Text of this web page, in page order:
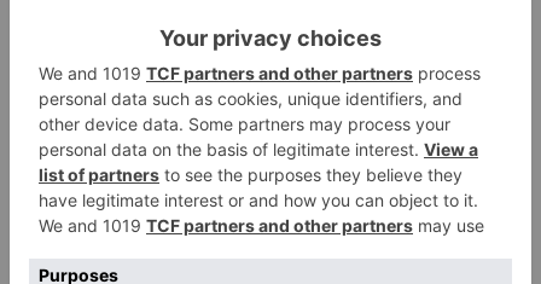
Igualmente, con el fin de que los beneficiaros
puedan disponer de la ayuda lo antes posible, la
resolución se está realizando por bloques según
el orden de presentación. Esto ha permitido el